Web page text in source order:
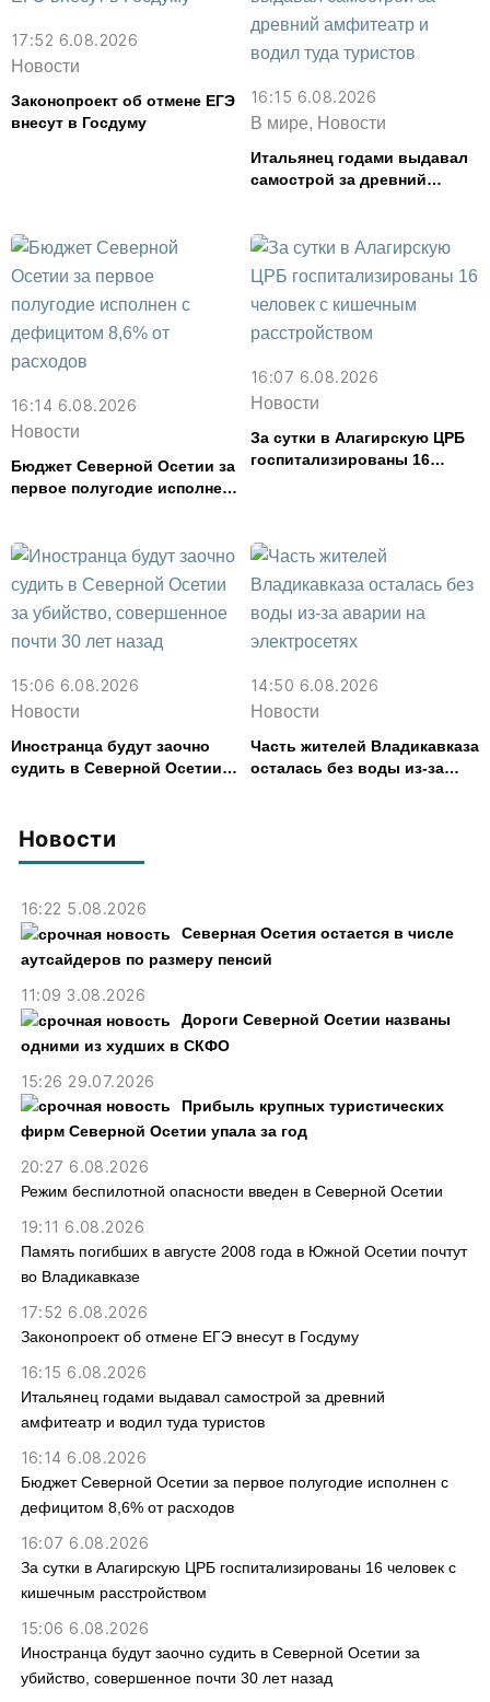
Новости
16:22 5.08.2026
Северная Осетия остается в числе
аутсайдеров по размеру пенсий
11:09 3.08.2026
Дороги Северной Осетии названы
одними из худших в СКФО
15:26 29.07.2026
Прибыль крупных туристических
фирм Северной Осетии упала за год
20:27 6.08.2026
Режим беспилотной опасности введен в Северной Осетии
19:11 6.08.2026
Память погибших в августе 2008 года в Южной Осетии почтут
во Владикавказе
17:52 6.08.2026
Законопроект об отмене ЕГЭ внесут в Госдуму
16:15 6.08.2026
Итальянец годами выдавал самострой за древний
амфитеатр и водил туда туристов
16:14 6.08.2026
Бюджет Северной Осетии за первое полугодие исполнен с
дефицитом 8,6% от расходов
16:07 6.08.2026
За сутки в Алагирскую ЦРБ госпитализированы 16 человек с
кишечным расстройством
15:06 6.08.2026
Иностранца будут заочно судить в Северной Осетии за
убийство, совершенное почти 30 лет назад
17:52 6.08.2026
Новости
Законопроект об отмене ЕГЭ
внесут в Госдуму
16:15 6.08.2026
В мире, Новости
Итальянец годами выдавал
самострой за древний
16:14 6.08.2026
Новости
Бюджет Северной Осетии за
первое полугодие исполнен
16:07 6.08.2026
Новости
За сутки в Алагирскую ЦРБ
госпитализированы 16
15:06 6.08.2026
Новости
Иностранца будут заочно
судить в Северной Осетии
14:50 6.08.2026
Новости
Часть жителей Владикавказа
осталась без воды из-за